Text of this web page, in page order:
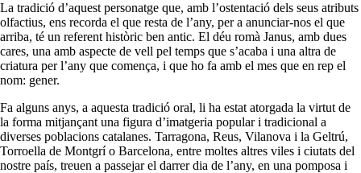
La tradició d’aquest personatge que, amb l’ostentació dels seus atributs
olfactius, ens recorda el que resta de l’any, per a anunciar-nos el que
arriba, té un referent històric ben antic. El déu romà Janus, amb dues
cares, una amb aspecte de vell pel temps que s’acaba i una altra de
criatura per l’any que comença, i que ho fa amb el mes que en rep el
nom: gener.
Fa alguns anys, a aquesta tradició oral, li ha estat atorgada la virtut de
la forma mitjançant una figura d’imatgeria popular i tradicional a
diverses poblacions catalanes. Tarragona, Reus, Vilanova i la Geltrú,
Torroella de Montgrí o Barcelona, entre moltes altres viles i ciutats del
nostre país, treuen a passejar el darrer dia de l’any, en una pomposa i